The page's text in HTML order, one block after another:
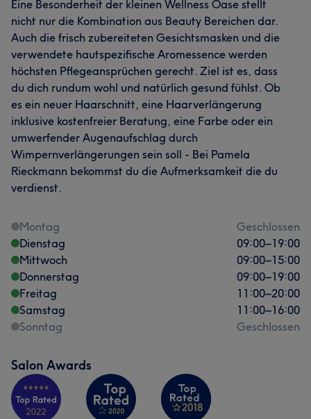
Eine Besonderheit der kleinen Wellness Oase stellt
nicht nur die Kombination aus Beauty Bereichen dar.
Auch die frisch zubereiteten Gesichtsmasken und die
verwendete hautspezifische Aromessence werden
höchsten Pflegeansprüchen gerecht. Ziel ist es, dass
du dich rundum wohl und natürlich gesund fühlst. Ob
es ein neuer Haarschnitt, eine Haarverlängerung
inklusive kostenfreier Beratung, eine Farbe oder ein
umwerfender Augenaufschlag durch
Wimpernverlängerungen sein soll - Bei Pamela
Rieckmann bekommst du die Aufmerksamkeit die du
verdienst.
Montag
Geschlossen
Dienstag
09:00–19:00
Mittwoch
09:00–15:00
Donnerstag
09:00–19:00
Freitag
11:00–20:00
Samstag
11:00–16:00
Sonntag
Geschlossen
Salon Awards